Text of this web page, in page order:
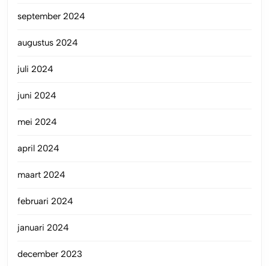
september 2024
augustus 2024
juli 2024
juni 2024
mei 2024
april 2024
maart 2024
februari 2024
januari 2024
december 2023